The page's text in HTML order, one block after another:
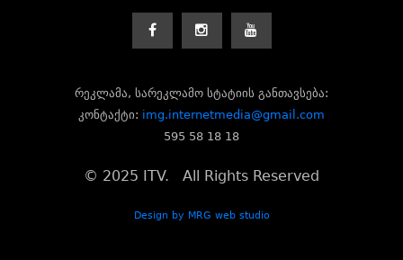
რეკლამა, სარეკლამო სტატიის განთავსება:
კონტაქტი: img.internetmedia@gmail.com
595 58 18 18
© 2025 ITV. All Rights Reserved
Design by MRG web studio